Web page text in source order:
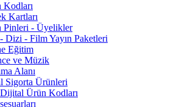
Kartları
Pinleri - Üyelikler
Dizi - Film Yayın Paketleri
Eğitim
ve Müzik
Alanı
Sigorta Ürünleri
Ürün Kodları